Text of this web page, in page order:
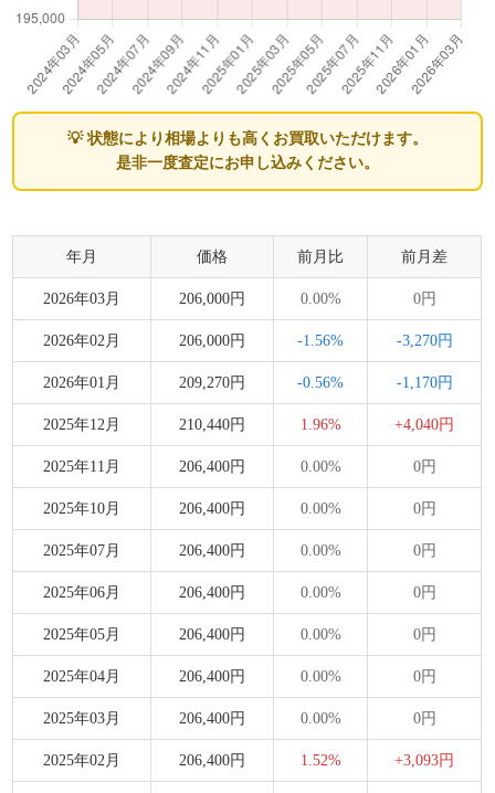
💡 状態により相場よりも高くお買取いただけます。
是非一度査定にお申し込みください。
年月 価格 前月比 前月差
2026年03月 206,000円 0.00% 0円
2026年02月 206,000円 -1.56% -3,270円
2026年01月 209,270円 -0.56% -1,170円
2025年12月 210,440円 1.96% +4,040円
2025年11月 206,400円 0.00% 0円
2025年10月 206,400円 0.00% 0円
2025年07月 206,400円 0.00% 0円
2025年06月 206,400円 0.00% 0円
2025年05月 206,400円 0.00% 0円
2025年04月 206,400円 0.00% 0円
2025年03月 206,400円 0.00% 0円
2025年02月 206,400円 1.52% +3,093円